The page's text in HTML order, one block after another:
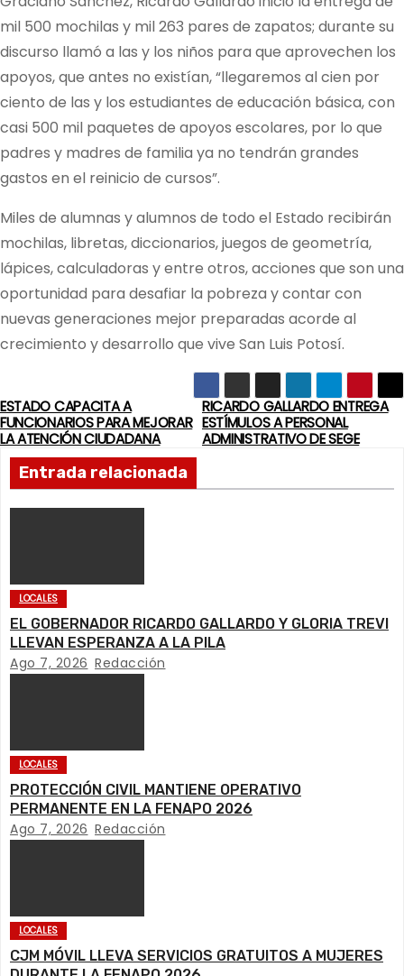
mil 500 mochilas y mil 263 pares de zapatos; durante su
discurso llamó a las y los niños para que aprovechen los
apoyos, que antes no existían, “llegaremos al cien por
ciento de las y los estudiantes de educación básica, con
casi 500 mil paquetes de apoyos escolares, por lo que
padres y madres de familia ya no tendrán grandes
gastos en el reinicio de cursos”.
Miles de alumnas y alumnos de todo el Estado recibirán
mochilas, libretas, diccionarios, juegos de geometría,
lápices, calculadoras y entre otros, acciones que son una
oportunidad para desafiar la pobreza y contar con
nuevas generaciones mejor preparadas acorde al
crecimiento y desarrollo que vive San Luis Potosí.
N
a
v
a
c
n
d
e
n
t
RICARDO GALLARDO ENTREGA
ESTÍMULOS A PERSONAL
ADMINISTRATIVO DE SEGE
ESTADO CAPACITA A
FUNCIONARIOS PARA MEJORAR
LA ATENCIÓN CIUDADANA
Entrada relacionada
LOCALES
EL GOBERNADOR RICARDO GALLARDO Y GLORIA TREVI
LLEVAN ESPERANZA A LA PILA
Ago 7, 2026 Redacción
LOCALES
PROTECCIÓN CIVIL MANTIENE OPERATIVO
PERMANENTE EN LA FENAPO 2026
Ago 7, 2026 Redacción
LOCALES
CJM MÓVIL LLEVA SERVICIOS GRATUITOS A MUJERES